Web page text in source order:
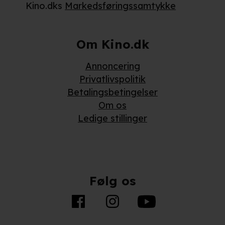
behandling af dine personoplysninger i både vores
Kino.dks Markedsføringssamtykke
Om Kino.dk
Annoncering
Privatlivspolitik
Betalingsbetingelser
Om os
Ledige stillinger
Følg os